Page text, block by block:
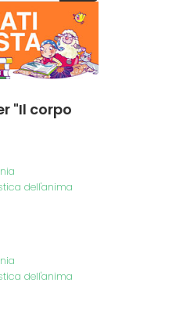
"Il corpo
dell'anima
dell'anima